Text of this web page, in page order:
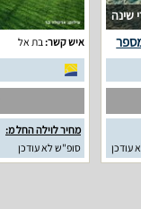
עודכן
איש קשר:בת אל
מחיר לוילה החל מ:
סופ"ש לא עודכן